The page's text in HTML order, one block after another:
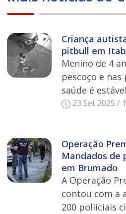
Criança
pitbull em
Menino de 4
pescoço e
saúde é estável
23 Set 2025 /
Operação
Mandados de
em Brumado
A Operação
contou com a
200 poliiciais